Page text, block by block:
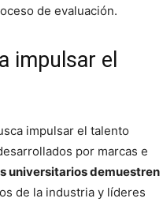
de evaluación.
impulsar el
impulsar el talento
por marcas e
universitarios demuestren
de la industria y líderes